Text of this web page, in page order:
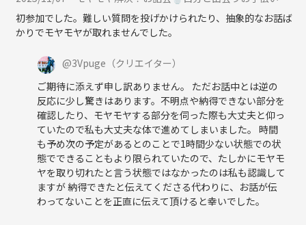
初参加でした。難しい質問を投げかけられたり、抽象的なお話ば
かりでモヤモヤが取れませんでした。
@3Vpuge （クリエイター）
ご期待に添えず申し訳ありません。 ただお話中とは逆の
反応に少し驚きはあります。不明点や納得できない部分を
確認したり、モヤモヤする部分を伺った際も大丈夫と仰っ
ていたので私も大丈夫な体で進めてしまいました。 時間
も予め次の予定があるとのことで1時間少ない状態での状
態でできることもより限られていたので、たしかにモヤモ
ヤを取り切れたと言う状態ではなかったのは私も認識して
ますが 納得できたと伝えてくださる代わりに、お話が伝
わってないことを正直に伝えて頂けると幸いでした。